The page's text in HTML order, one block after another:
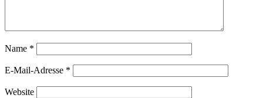
Name *
E-Mail-Adresse *
Website